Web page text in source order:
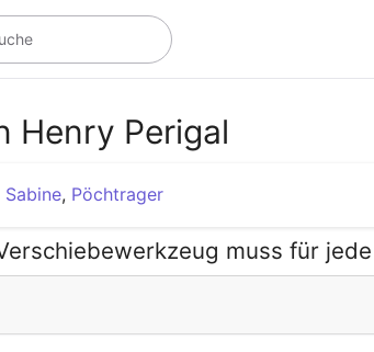
Henry Perigal
Sabine, Pöchtrager
muss für